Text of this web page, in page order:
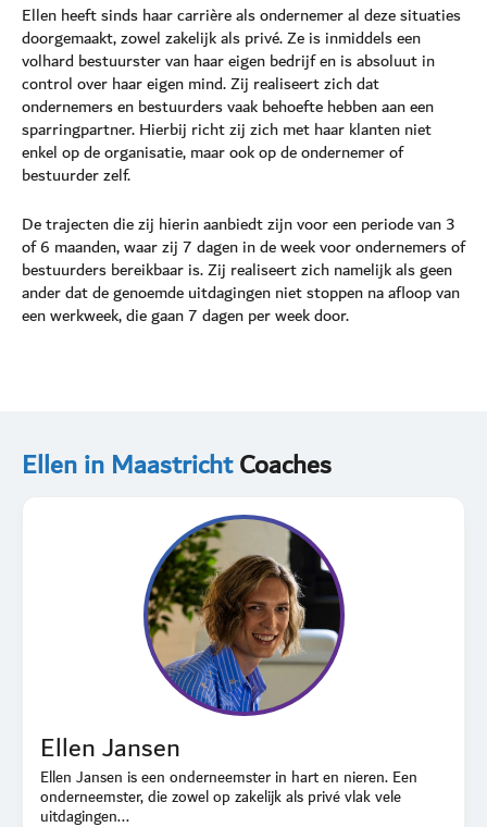
Ellen heeft sinds haar carrière als ondernemer al deze situaties
doorgemaakt, zowel zakelijk als privé. Ze is inmiddels een
volhard bestuurster van haar eigen bedrijf en is absoluut in
control over haar eigen mind. Zij realiseert zich dat
ondernemers en bestuurders vaak behoefte hebben aan een
sparringpartner. Hierbij richt zij zich met haar klanten niet
enkel op de organisatie, maar ook op de ondernemer of
bestuurder zelf.
De trajecten die zij hierin aanbiedt zijn voor een periode van 3
of 6 maanden, waar zij 7 dagen in de week voor ondernemers of
bestuurders bereikbaar is. Zij realiseert zich namelijk als geen
ander dat de genoemde uitdagingen niet stoppen na afloop van
een werkweek, die gaan 7 dagen per week door.
Ellen in MaastrichtCoaches
Ellen Jansen
Ellen Jansen is een onderneemster in hart en nieren. Een
onderneemster, die zowel op zakelijk als privé vlak vele
uitdagingen...